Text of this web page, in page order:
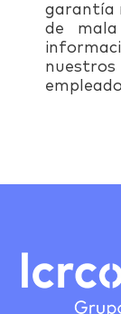
garantía
de